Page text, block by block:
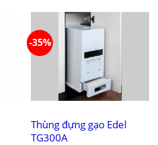
2.597.000 ₫.
-35%
Thùng đựng gạo Edel
TG300A